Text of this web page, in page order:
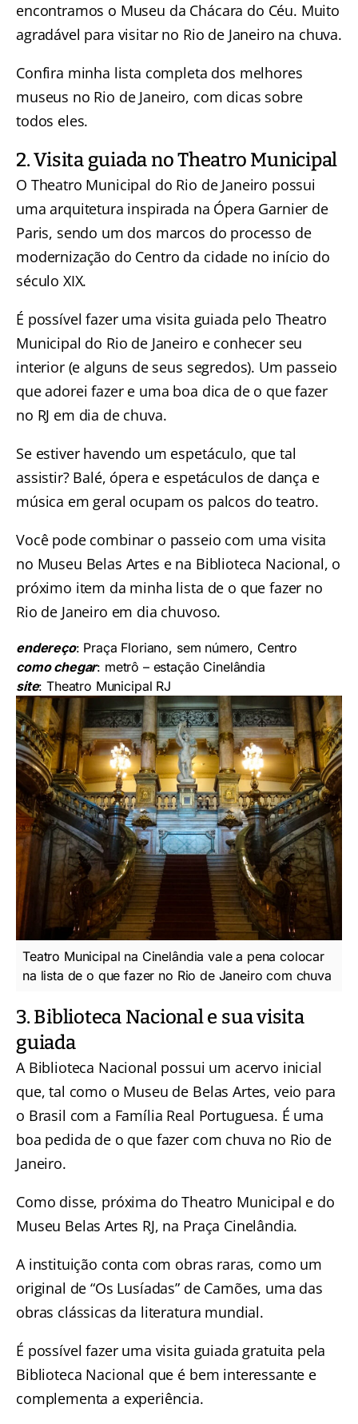
encontramos o Museu da Chácara do Céu. Muito
agradável para visitar no Rio de Janeiro na chuva.
Confira minha lista completa dos melhores
museus no Rio de Janeiro, com dicas sobre
todos eles.
2. Visita guiada no Theatro Municipal
O Theatro Municipal do Rio de Janeiro possui
uma arquitetura inspirada na Ópera Garnier de
Paris, sendo um dos marcos do processo de
modernização do Centro da cidade no início do
século XIX.
É possível fazer uma visita guiada pelo Theatro
Municipal do Rio de Janeiro e conhecer seu
interior (e alguns de seus segredos). Um passeio
que adorei fazer e uma boa dica de o que fazer
no RJ em dia de chuva.
Se estiver havendo um espetáculo, que tal
assistir? Balé, ópera e espetáculos de dança e
música em geral ocupam os palcos do teatro.
Você pode combinar o passeio com uma visita
no Museu Belas Artes e na Biblioteca Nacional, o
próximo item da minha lista de o que fazer no
Rio de Janeiro em dia chuvoso.
endereço: Praça Floriano, sem número, Centro
como chegar: metrô – estação Cinelândia
site:Theatro Municipal RJ
Teatro Municipal na Cinelândia vale a pena colocar
na lista de o que fazer no Rio de Janeiro com chuva
3. Biblioteca Nacional e sua visita
guiada
A Biblioteca Nacional possui um acervo inicial
que, tal como o Museu de Belas Artes, veio para
o Brasil com a Família Real Portuguesa. É uma
boa pedida de o que fazer com chuva no Rio de
Janeiro.
Como disse, próxima doTheatro Municipal e do
Museu Belas Artes RJ, na Praça Cinelândia.
A instituição conta com obras raras, como um
original de “Os Lusíadas” de Camões, uma das
obras clássicas da literatura mundial.
É possível fazer uma visita guiada gratuita pela
Biblioteca Nacional que é bem interessante e
complementa a experiência.